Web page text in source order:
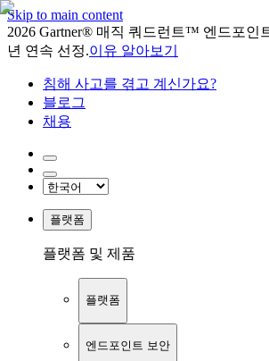
Skip to main content
2026 Gartner® 매직 쿼드런트™ 엔드포인
년 연속 선정.이유 알아보기
침해 사고를 겪고 계신가요?
블로그
채용
플랫폼
플랫폼 및 제품
플랫폼
엔드포인트 보안